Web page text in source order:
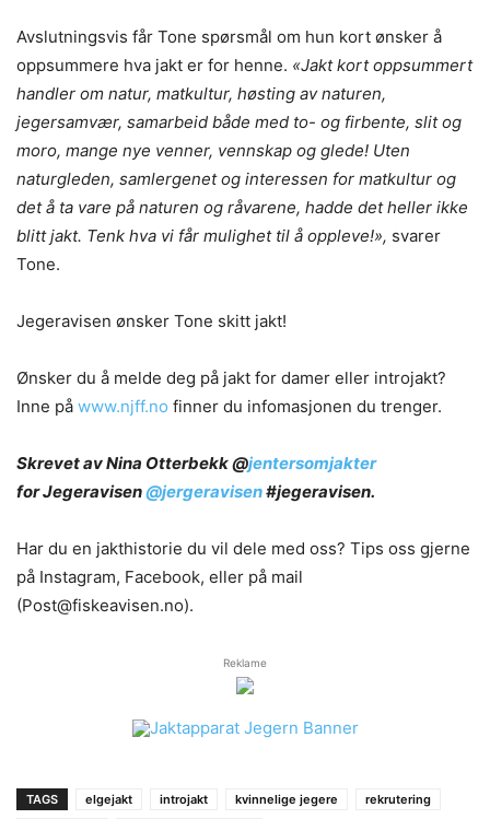
Avslutningsvis får Tone spørsmål om hun kort ønsker å
oppsummere hva jakt er for henne. «Jakt kort oppsummert
handler om natur, matkultur, høsting av naturen,
jegersamvær, samarbeid både med to- og firbente, slit og
moro, mange nye venner, vennskap og glede! Uten
naturgleden, samlergenet og interessen for matkultur og
det å ta vare på naturen og råvarene, hadde det heller ikke
blitt jakt. Tenk hva vi får mulighet til å oppleve!», svarer
Tone.
Jegeravisen ønsker Tone skitt jakt!
Ønsker du å melde deg på jakt for damer eller introjakt?
Inne på www.njff.no finner du infomasjonen du trenger.
Skrevet av Nina Otterbekk @jentersomjakter
for Jegeravisen@jergeravisen#jegeravisen.
Har du en jakthistorie du vil dele med oss? Tips oss gjerne
på Instagram, Facebook, eller på mail
(Post@fiskeavisen.no).
Reklame
TAGS elgejakt introjakt kvinnelige jegere
rekrutering